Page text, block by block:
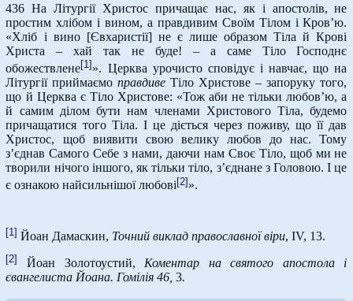
436 На Літургії Христос причащає нас, як і апостолів, не
простим хлібом і вином, а правдивим Своїм Тілом і Кров’ю.
«Хліб і вино [Євхаристії] не є лише образом Тіла й Крові
Христа – хай так не буде! – а саме Тіло Господнє
обожествлене[1] ». Церква урочисто сповідує і навчає, що на
Літургії приймаємоправдиве Тіло Христове – запоруку того,
що й Церква є Тіло Христове: «Тож аби не тільки любов’ю, а
й самим ділом бути нам членами Христового Тіла, будемо
причащатися того Тіла. І це діється через поживу, що її дав
Христос, щоб виявити свою велику любов до нас. Тому
з’єднав Самого Себе з нами, даючи нам Своє Тіло, щоб ми не
творили нічого іншого, як тільки тіло, з’єднане з Головою. І це
є ознакою найсильнішої любові[2]».
[1] Йоан Дамаскин, Точний виклад православної віри, IV, 13.
[2] Йоан Золотоустий, Коментар на святого апостола і
євангелиста Йоана. Гомілія 46, 3.